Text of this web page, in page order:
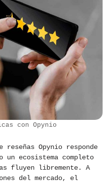
con Opynio
Opynio responde
un ecosistema completo
fluyen libremente. A
del mercado, el